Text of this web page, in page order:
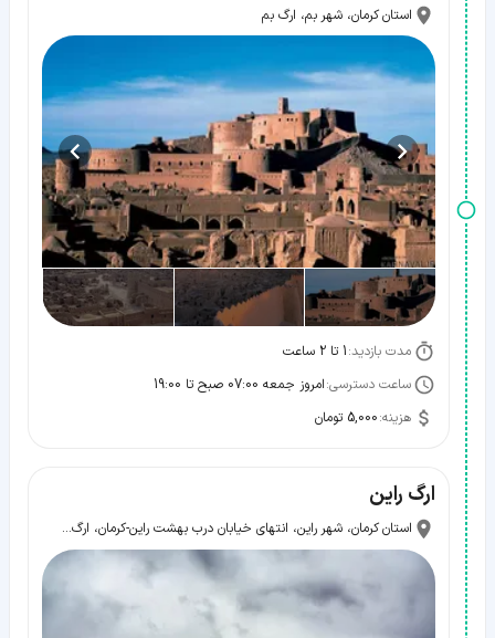
استان کرمان، شهر بم، ارگ بم
مدت بازدید:1 تا 2 ساعت
ساعت دسترسی:امروز جمعه 07:00 صبح تا 19:00
هزینه:5,000 تومان
ارگ راین
استان کرمان، شهر راین،‌ انتهای خیابان درب بهشت راین-کرمان، ارگ راین